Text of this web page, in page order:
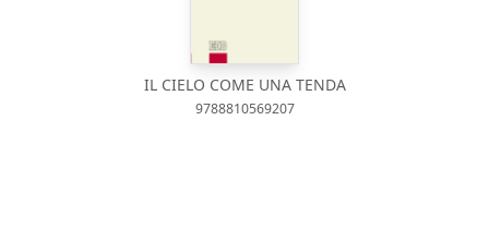
IL CIELO COME UNA TENDA
9788810569207